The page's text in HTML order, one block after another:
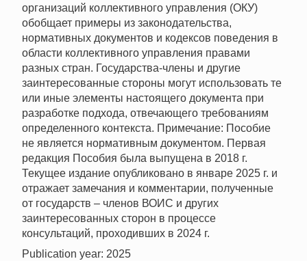
организаций коллективного управления (ОКУ)
обобщает примеры из законодательства,
нормативных документов и кодексов поведения в
области коллективного управления правами
разных стран. Государства-члены и другие
заинтересованные стороны могут использовать те
или иные элементы настоящего документа при
разработке подхода, отвечающего требованиям
определенного контекста. Примечание: Пособие
не является нормативным документом. Первая
редакция Пособия была выпущена в 2018 г.
Текущее издание опубликовано в январе 2025 г. и
отражает замечания и комментарии, полученные
от государств – членов ВОИС и других
заинтересованных сторон в процессе
консультаций, проходивших в 2024 г.
Publication year: 2025